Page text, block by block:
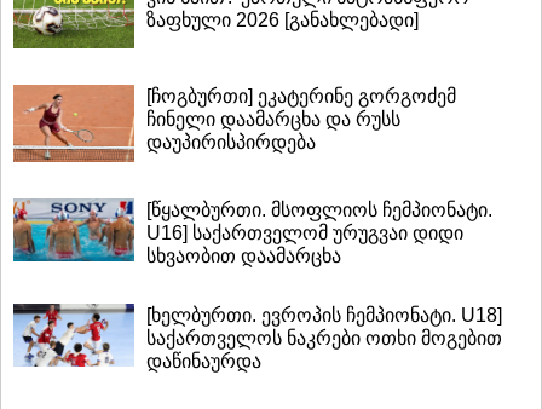
ზაფხული 2026 [განახლებადი]
[ჩოგბურთი] ეკატერინე გორგოძემ
ჩინელი დაამარცხა და რუსს
დაუპირისპირდება
[წყალბურთი. მსოფლიოს ჩემპიონატი.
U16] საქართველომ ურუგვაი დიდი
სხვაობით დაამარცხა
[ხელბურთი. ევროპის ჩემპიონატი. U18]
საქართველოს ნაკრები ოთხი მოგებით
დაწინაურდა